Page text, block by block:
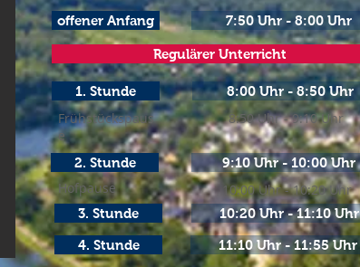
offener Anfang 7:50 Uhr - 8:00 Uhr
1. Stunde
Frühstückspaus
e
2. Stunde
Hofpause
3. Stunde
4. Stunde
8:00 Uhr - 8:50 Uhr
8:50 Uhr - 9:10 Uhr
9:10 Uhr - 10:00 Uhr
10:00 Uhr - 10:20 Uhr
10:20 Uhr - 11:10 Uhr
11:10 Uhr - 11:55 Uhr
Regulärer Unterricht